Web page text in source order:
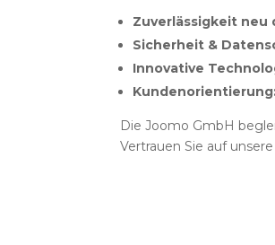
Zuverlässigkeit neu
Sicherheit &
Innovative
Die Joomo GmbH
Vertrauen Sie auf